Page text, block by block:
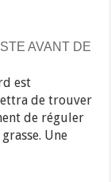
AVANT DE
est
de trouver
de réguler
Une